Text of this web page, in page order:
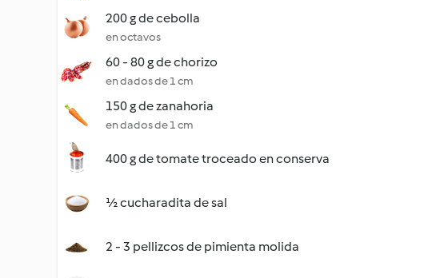
200 g de cebolla
en octavos
60 - 80 g de chorizo
en dados de 1 cm
150 g de zanahoria
en dados de 1 cm
400 g de tomate troceado en conserva
½ cucharadita de sal
2 - 3 pellizcos de pimienta molida